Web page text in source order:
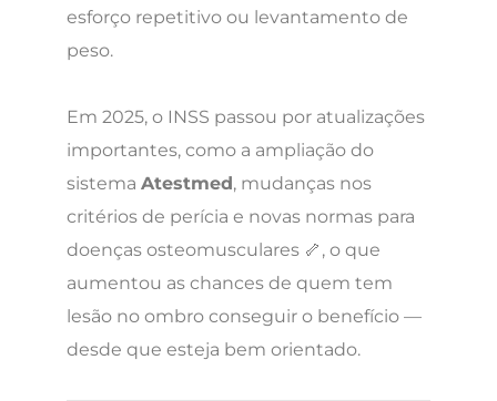
esforço repetitivo ou levantamento de
peso.
Em 2025, o INSS passou por atualizações
importantes, como a ampliação do
sistema Atestmed, mudanças nos
critérios de perícia e novas normas para
doenças osteomusculares 🦴, o que
aumentou as chances de quem tem
lesão no ombro conseguir o benefício —
desde que esteja bem orientado.